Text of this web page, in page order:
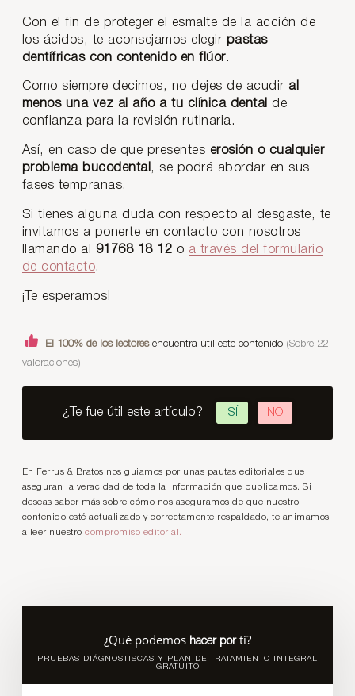
Con el fin de proteger el esmalte de la acción de
los ácidos, te aconsejamos elegir pastas
dentífricas con contenido en flúor.
Como siempre decimos, no dejes de acudir al
menos una vez al año a tu clínica dental de
confianza para la revisión rutinaria.
Así, en caso de que presentes erosión o cualquier
problema bucodental , se podrá abordar en sus
fases tempranas.
Si tienes alguna duda con respecto al desgaste, te
invitamos a ponerte en contacto con nosotros
llamando al 91768 18 12 o a través del formulario
de contacto.
¡Te esperamos!
El 100% de los lectoresencuentra útil este contenido (Sobre 22
valoraciones)
¿Te fue útil este artículo? SÍ NO
En Ferrus & Bratos nos guiamos por unas pautas editoriales que
aseguran la veracidad de toda la información que publicamos. Si
deseas saber más sobre cómo nos aseguramos de que nuestro
contenido esté actualizado y correctamente respaldado, te animamos
a leer nuestrocompromiso editorial.
¿Qué podemos hacer porti?
PRUEBAS DIÁGNOSTISCAS Y PLAN DE TRATAMIENTO INTEGRAL
GRATUITO